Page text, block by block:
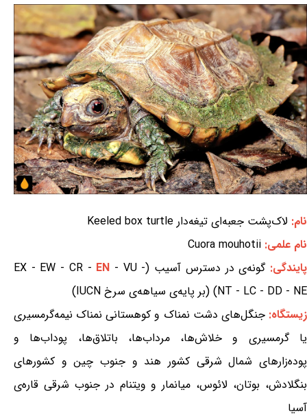
نام: لاک‌پشت جعبه‌ای تیغه‌دار Keeled box turtle
نام علمی: Cuora mouhotii
پایندگی:گونه‌ی در دسترس آسیب (EX - EW - CR - EN - VU -
NT - LC - DD - NE) (بر پایه‌ی سیاهه‌ی سرخ IUCN)
زیستگاه:جنگل‌های دشت نمناک و کوهستانی نمناک نیمه‌گرمسیری
یا گرمسیری و خلاش‌ها، مرداب‌ها، باتلاق‌ها، پوداب‌ها و
پوده‌زارهای شمال شرقی کشور هند و جنوب چین و کشورهای
بنگلادش، بوتان، لائوس، میانمار و ویتنام در جنوب شرقی قاره‌ی
آسیا